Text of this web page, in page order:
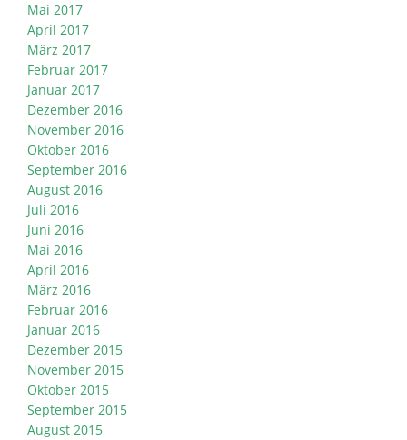
Mai 2017
April 2017
März 2017
Februar 2017
Januar 2017
Dezember 2016
November 2016
Oktober 2016
September 2016
August 2016
Juli 2016
Juni 2016
Mai 2016
April 2016
März 2016
Februar 2016
Januar 2016
Dezember 2015
November 2015
Oktober 2015
September 2015
August 2015